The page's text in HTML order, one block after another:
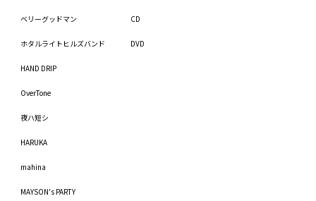
ベリーグッドマン
ホタルライトヒルズバンド
HAND DRIP
OverTone
夜ハ短シ
HARUKA
mahina
MAYSON's PARTY
CD
DVD